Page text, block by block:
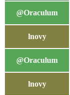
@Oraculum
lnovy
@Oraculum
lnovy